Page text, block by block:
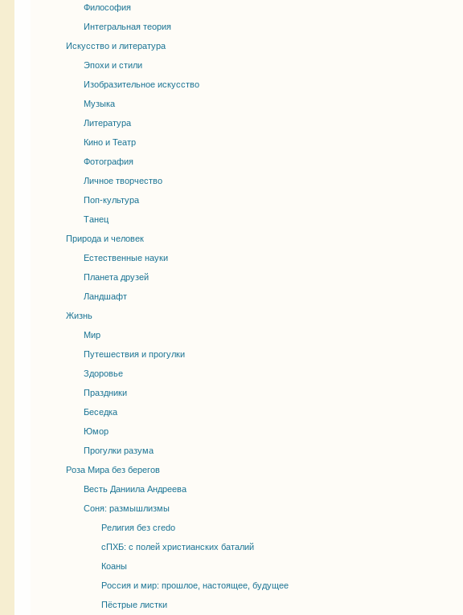
Философия
Интегральная теория
Искусство и литература
Эпохи и стили
Изобразительное искусство
Музыка
Литература
Кино и Театр
Фотография
Личное творчество
Поп-культура
Танец
Природа и человек
Естественные науки
Планета друзей
Ландшафт
Жизнь
Мир
Путешествия и прогулки
Здоровье
Праздники
Беседка
Юмор
Прогулки разума
Роза Мира без берегов
Весть Даниила Андреева
Соня: размышлизмы
Религия без credo
сПХБ: с полей христианских баталий
Коаны
Россия и мир: прошлое, настоящее, будущее
Пёстрые листки